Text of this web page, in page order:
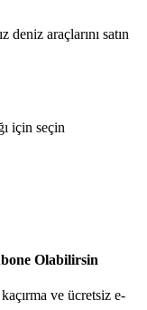
araçlarını satın
için seçin
Olabilirsin
ve ücretsiz e-